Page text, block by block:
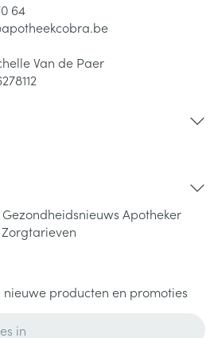
64
apotheekcobra.be
Van de Paer
Gezondheidsnieuws Apotheker
Zorgtarieven
producten en promoties